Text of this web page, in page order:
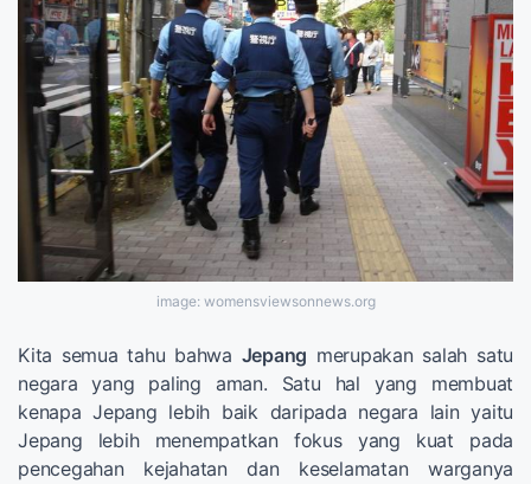
image: womensviewsonnews.org
Kita semua tahu bahwa Jepang merupakan salah satu
negara yang paling aman. Satu hal yang membuat
kenapa Jepang lebih baik daripada negara lain yaitu
Jepang lebih menempatkan fokus yang kuat pada
pencegahan kejahatan dan keselamatan warganya